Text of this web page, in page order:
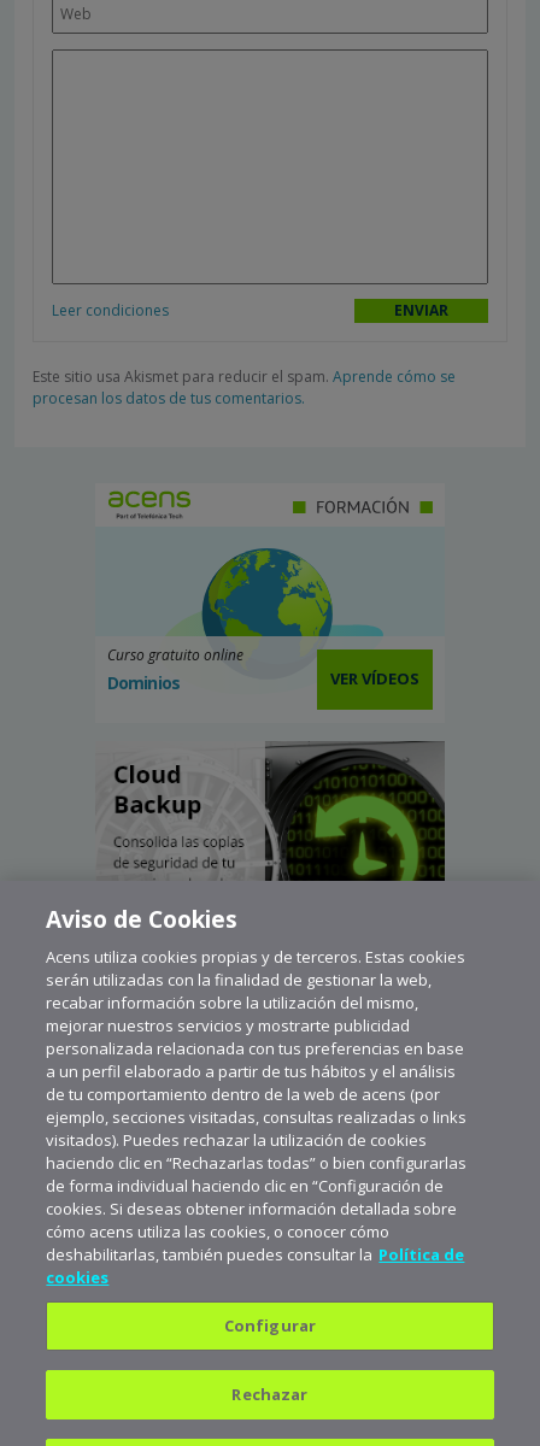
Leer condiciones
Este sitio usa Akismet para reducir el spam. Aprende cómo se
procesan los datos de tus comentarios.
Curso gratuito online
Dominios VER VÍDEOS
Política de privacidad
Política de cookies
Aviso legal
mantenerte a la última
Aviso de Cookies
Acens utiliza cookies propias y de terceros. Estas cookies
serán utilizadas con la finalidad de gestionar la web,
recabar información sobre la utilización del mismo,
mejorar nuestros servicios y mostrarte publicidad
personalizada relacionada con tus preferencias en base
a un perfil elaborado a partir de tus hábitos y el análisis
de tu comportamiento dentro de la web de acens (por
ejemplo, secciones visitadas, consultas realizadas o links
visitados). Puedes rechazar la utilización de cookies
haciendo clic en “Rechazarlas todas” o bien configurarlas
de forma individual haciendo clic en “Configuración de
cookies. Si deseas obtener información detallada sobre
cómo acens utiliza las cookies, o conocer cómo
deshabilitarlas, también puedes consultar la Política de
cookies
Configurar
Rechazar